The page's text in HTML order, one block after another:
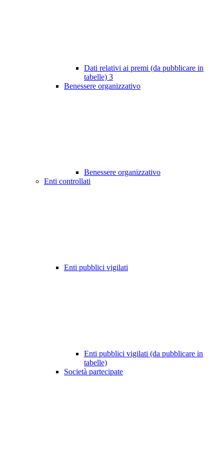
Dati relativi ai premi (da pubblicare in
tabelle) 3
Benessere organizzativo
Benessere organizzativo
Enti controllati
Enti pubblici vigilati
Enti pubblici vigilati (da pubblicare in
tabelle)
Società partecipate